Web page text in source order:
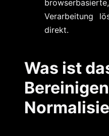
Verarbeitung
direkt.
Was ist